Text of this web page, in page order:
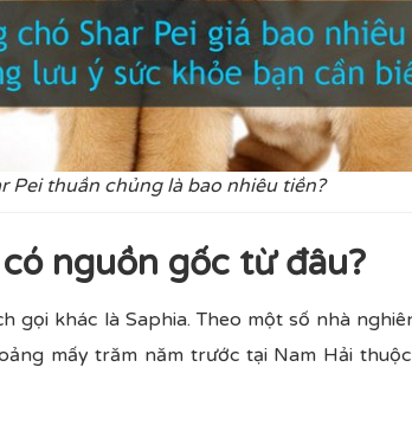
Pei thuần chủng là bao nhiêu tiền?
nguồn gốc từ đâu?
gọi khác là Saphia. Theo một số nhà
mấy trăm năm trước tại Nam Hải